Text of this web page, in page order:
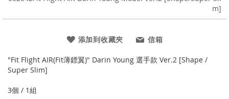
m]
添加到收藏夾 信箱
"Fit Flight AIR(Fit薄鏢翼)" Darin Young 選手款 Ver.2 [Shape /
Super Slim]
3個 / 1組